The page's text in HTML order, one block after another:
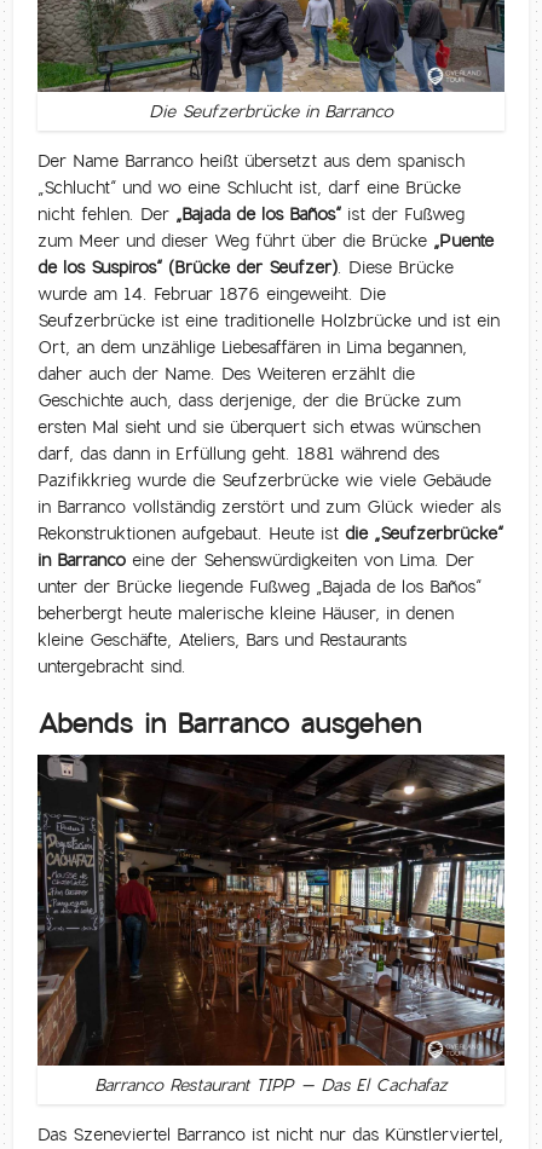
Die Seufzerbrücke in Barranco
Der Name Barranco heißt übersetzt aus dem spanisch
„Schlucht“ und wo eine Schlucht ist, darf eine Brücke
nicht fehlen. Der „Bajada de los Baños“ ist der Fußweg
zum Meer und dieser Weg führt über die Brücke „Puente
de los Suspiros“ (Brücke der Seufzer). Diese Brücke
wurde am 14. Februar 1876 eingeweiht. Die
Seufzerbrücke ist eine traditionelle Holzbrücke und ist ein
Ort, an dem unzählige Liebesaffären in Lima begannen,
daher auch der Name. Des Weiteren erzählt die
Geschichte auch, dass derjenige, der die Brücke zum
ersten Mal sieht und sie überquert sich etwas wünschen
darf, das dann in Erfüllung geht. 1881 während des
Pazifikkrieg wurde die Seufzerbrücke wie viele Gebäude
in Barranco vollständig zerstört und zum Glück wieder als
Rekonstruktionen aufgebaut. Heute istdie „Seufzerbrücke“
in Barranco eine der Sehenswürdigkeiten von Lima. Der
unter der Brücke liegende Fußweg „Bajada de los Baños“
beherbergt heute malerische kleine Häuser, in denen
kleine Geschäfte, Ateliers, Bars und Restaurants
untergebracht sind.
Abends in Barranco ausgehen
Barranco Restaurant TIPP – Das El Cachafaz
Das Szeneviertel Barranco ist nicht nur das Künstlerviertel,